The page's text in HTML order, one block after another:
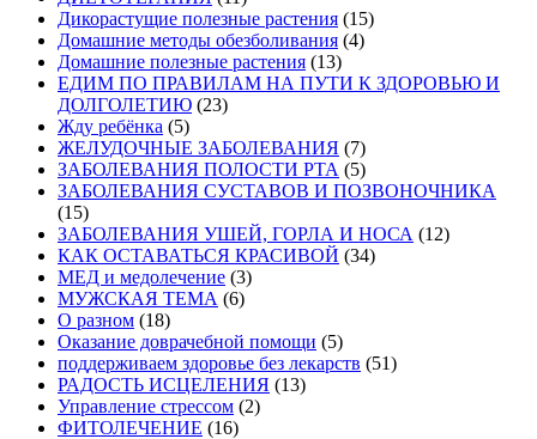
Дикорастущие полезные растения (15)
Домашние методы обезболивания (4)
Домашние полезные растения (13)
ЕДИМ ПО ПРАВИЛАМ НА ПУТИ К ЗДОРОВЬЮ И
ДОЛГОЛЕТИЮ (23)
Жду ребёнка (5)
ЖЕЛУДОЧНЫЕ ЗАБОЛЕВАНИЯ (7)
ЗАБОЛЕВАНИЯ ПОЛОСТИ РТА (5)
ЗАБОЛЕВАНИЯ СУСТАВОВ И ПОЗВОНОЧНИКА
(15)
ЗАБОЛЕВАНИЯ УШЕЙ, ГОРЛА И НОСА (12)
КАК ОСТАВАТЬСЯ КРАСИВОЙ (34)
МЕД и медолечение (3)
МУЖСКАЯ ТЕМА (6)
О разном (18)
Оказание доврачебной помощи (5)
поддерживаем здоровье без лекарств (51)
РАДОСТЬ ИСЦЕЛЕНИЯ (13)
Управление стрессом (2)
ФИТОЛЕЧЕНИЕ (16)